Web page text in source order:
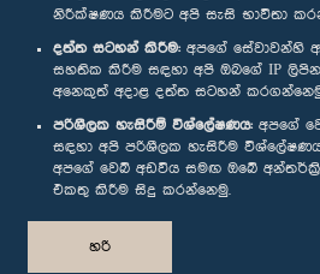
නිරීක්ෂණය කිරීමට අපි සැසි භාවිතා
දත්ත සටහන් කිරීම: අපගේ සේවාවන්හි
සහතික කිරීම සඳහා අපි ඔබගේ IP
අනෙකුත් අදාළ දත්ත සටහන්
පරිශීලක හැසිරීම් විශ්ලේෂණය: අපගේ
සඳහා අපි පරිශීලක හැසිරීම
අපගේ වෙබ් අඩවිය සමඟ ඔබේ
එකතු කිරීම සිදු කරන්නෙමු.
හරි
අප හා සම්බන්ධ වී සිටින්න :
සම්මාන
පෞද්ගලිකත්ව ප්‍රතිපත්තිය